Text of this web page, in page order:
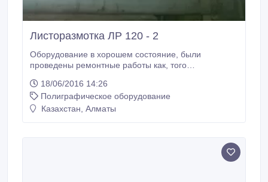
Листоразмотка ЛР 120 - 2
Оборудование в хорошем состояние, были
проведены ремонтные работы как, того
возникшие вопросы по телефону!.
18/06/2016 14:26
Полиграфическое оборудование
Казахстан, Алматы